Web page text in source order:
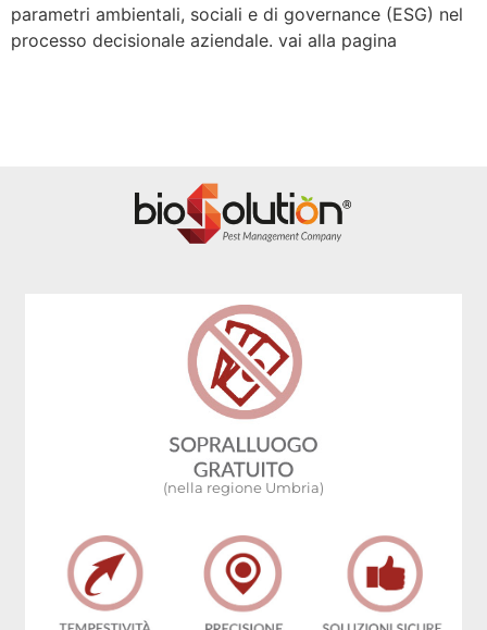
parametri ambientali, sociali e di governance (ESG) nel
processo decisionale aziendale. vai alla pagina
(nella regione Umbria)